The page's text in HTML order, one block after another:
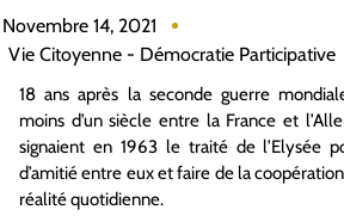
Novembre 14, 2021
Vie Citoyenne - Démocratie Participative
18 ans après la seconde guerre
moins d’un siècle entre la France et
signaient en 1963 le traité de l’Elysée
d’amitié entre eux et faire de la
réalité quotidienne.